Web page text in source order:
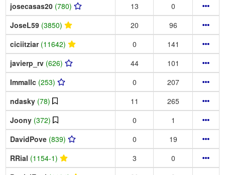
josecasas20 (780) 13
0
JoseL59 (3850) 20
96
ciciitziar (11642) 0
141
javierp_rv (626) 44
101
Immallc (253) 0
207
ndasky (78) 11
265
Joony (372) 0
1
DavidPove (839) 0
19
RRial (1154-1) 3
0